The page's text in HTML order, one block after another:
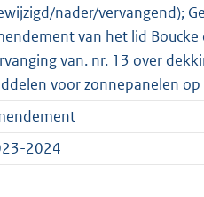
nader/vervangend);
van het lid Boucke
van. nr. 13 over
voor zonnepanelen op
2024